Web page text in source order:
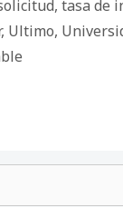
, tasa de
, Ultimo,